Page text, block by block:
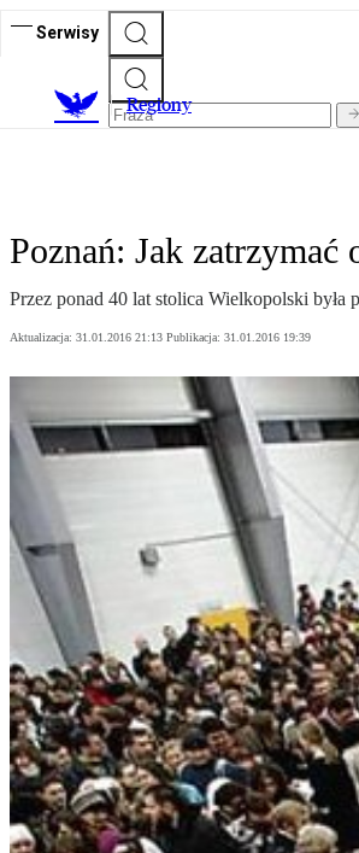
Serwisy
Regiony
Poznań: Jak zatrzymać
Przez ponad 40 lat stolica Wielkopolski była
Aktualizacja: 31.01.2016 21:13 Publikacja: 31.01.2016 19:39